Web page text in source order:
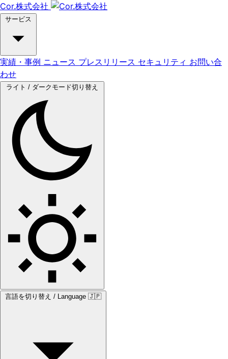
Cor.株式会社
実績・事例 ニュース プレスリリース セキュリティ お問い合
わせ
ライト / ダークモード切り替え
言語を切り替え / Language 🇯🇵